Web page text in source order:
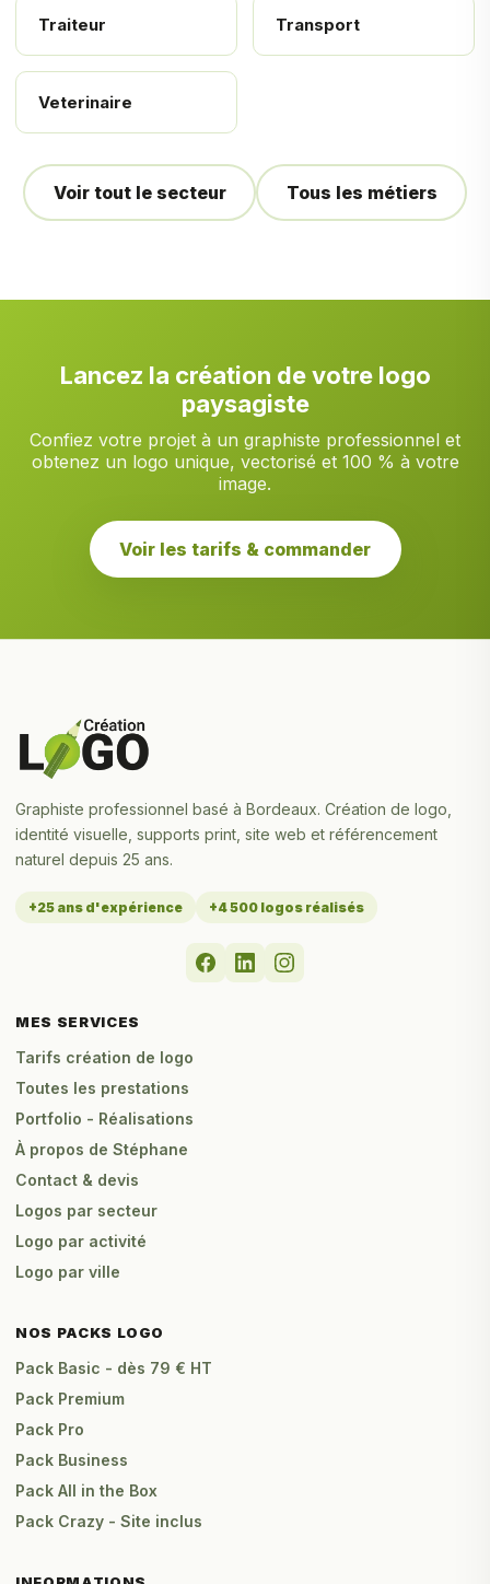
Traiteur Transport
Veterinaire
Voir tout le secteur Tous les métiers
Lancez la création de votre logo
paysagiste
Confiez votre projet à un graphiste professionnel et
obtenez un logo unique, vectorisé et 100 % à votre
image.
Voir les tarifs & commander
Graphiste professionnel basé à Bordeaux. Création de logo,
identité visuelle, supports print, site web et référencement
naturel depuis 25 ans.
+25 ans d'expérience +4 500 logos réalisés
MES SERVICES
Tarifs création de logo
Toutes les prestations
Portfolio - Réalisations
À propos de Stéphane
Contact & devis
Logos par secteur
Logo par activité
Logo par ville
NOS PACKS LOGO
Pack Basic - dès 79 € HT
Pack Premium
Pack Pro
Pack Business
Pack All in the Box
Pack Crazy - Site inclus